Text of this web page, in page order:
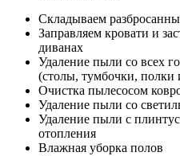
Складываем
Заправляем кровати и
диванах
Удаление пыли со всех
(столы, тумбочки, полки
Очистка пылесосом
Удаление пыли со
Удаление пыли с
отопления
Влажная уборка полов